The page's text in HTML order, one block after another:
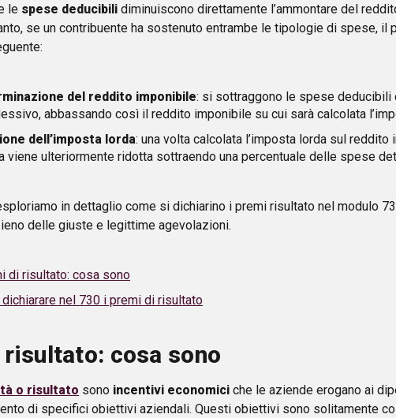
le spese deducibili diminuiscono direttamente l’ammontare del
se un contribuente ha sostenuto entrambe le tipologie di spese, il
del reddito imponibile: si sottraggono le spese deducibili
abbassando così il reddito imponibile su cui sarà calcolata
dell’imposta lorda: una volta calcolata l’imposta lorda sul reddito
viene ulteriormente ridotta sottraendo una percentuale delle spese
in dettaglio come si dichiarino i premi risultato nel modulo
delle giuste e legittime agevolazioni.
di risultato: cosa sono
dichiarare nel 730 i premi di risultato
cosa sono
o risultato sono incentivi economici che le aziende erogano ai
di specifici obiettivi aziendali. Questi obiettivi sono solitamente